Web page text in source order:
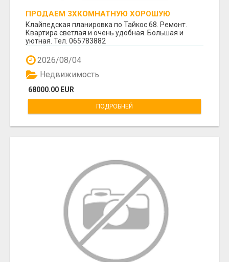
ПРОДАЕМ 3ХКОМНАТНУЮ ХОРОШУЮ
КВАРТИРУ
Клайпедская планировка по Тайкос 68. Ремонт.
Квартира светлая и очень удобная. Большая и
уютная. Тел. 065783882
2026/08/04
68000.00 EUR
Недвижимость
ПОДРОБНЕЙ